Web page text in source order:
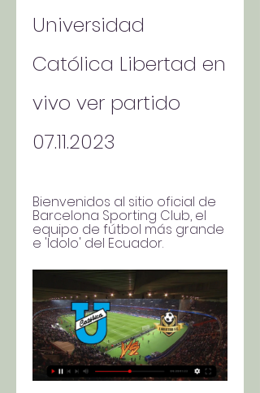
Universidad
Católica Libertad en
vivo ver partido
07.11.2023
Bienvenidos al sitio oficial de
Barcelona Sporting Club, el
equipo de fútbol más grande
e 'Idolo' del Ecuador.